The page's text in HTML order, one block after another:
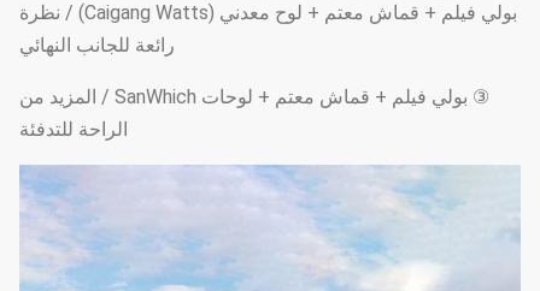
بولي فيلم + قماش معتم + لوح معدني (Caigang Watts) / نظرة
رائعة للجانب النهائي
③ بولي فيلم + قماش معتم + لوحات SanWhich / المزيد من
الراحة للتدفئة